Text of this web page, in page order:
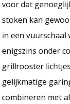
voor dat
stoken kan
in een
enigszins onder
grillrooster
gelijkmatige
combineren met